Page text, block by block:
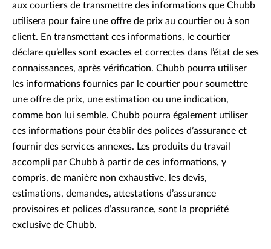
aux courtiers de transmettre des informations que Chubb
utilisera pour faire une offre de prix au courtier ou à son
client. En transmettant ces informations, le courtier
déclare qu’elles sont exactes et correctes dans l’état de ses
connaissances, après vérification. Chubb pourra utiliser
les informations fournies par le courtier pour soumettre
une offre de prix, une estimation ou une indication,
comme bon lui semble. Chubb pourra également utiliser
ces informations pour établir des polices d’assurance et
fournir des services annexes. Les produits du travail
accompli par Chubb à partir de ces informations, y
compris, de manière non exhaustive, les devis,
estimations, demandes, attestations d’assurance
provisoires et polices d’assurance, sont la propriété
exclusive de Chubb.